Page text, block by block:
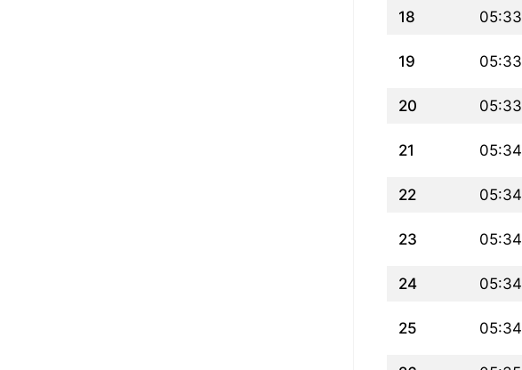
18 05:33
19 05:33
20 05:33
21 05:34
22 05:34
23 05:34
24 05:34
25 05:34